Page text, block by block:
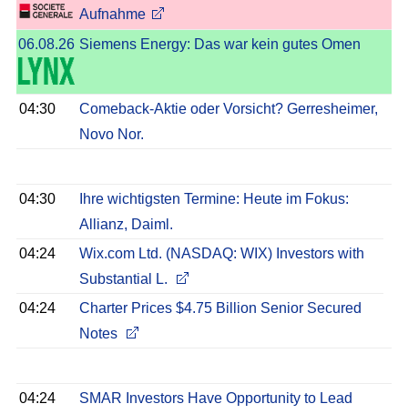
Aufnahme
06.08.26 Siemens Energy: Das war kein gutes Omen
04:30
Comeback-Aktie oder Vorsicht? Gerresheimer,
Novo Nor.
04:30
Ihre wichtigsten Termine: Heute im Fokus:
Allianz, Daiml.
04:24
Wix.com Ltd. (NASDAQ: WIX) Investors with
Substantial L.
04:24
Charter Prices $4.75 Billion Senior Secured
Notes
04:24
SMAR Investors Have Opportunity to Lead